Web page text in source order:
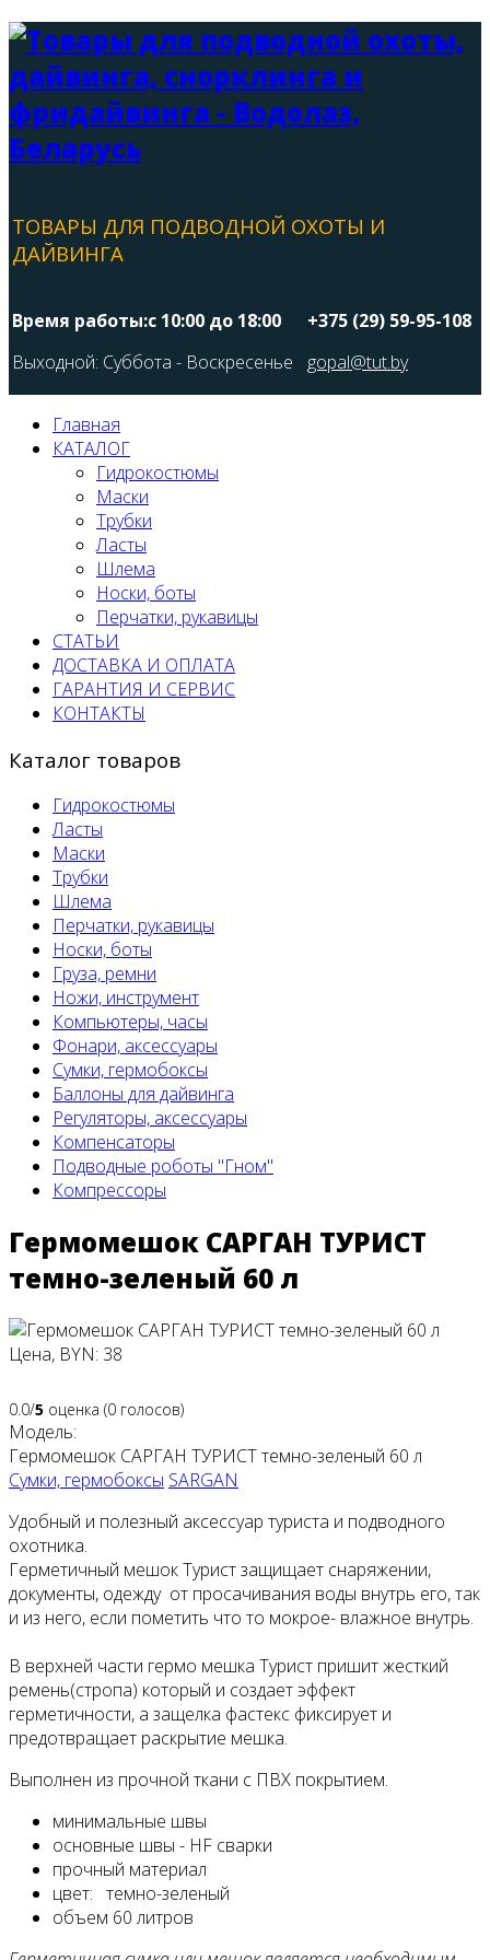
ТОВАРЫ ДЛЯ ПОДВОДНОЙ ОХОТЫ И
ДАЙВИНГА
Время работы:с 10:00 до 18:00
Выходной: Суббота - Воскресенье
+375 (29) 59-95-108
gopal@tut.by
Главная
КАТАЛОГ
Гидрокостюмы
Маски
Трубки
Ласты
Шлема
Носки, боты
Перчатки, рукавицы
СТАТЬИ
ДОСТАВКА И ОПЛАТА
ГАРАНТИЯ И СЕРВИС
КОНТАКТЫ
Каталог товаров
Гидрокостюмы
Ласты
Маски
Трубки
Шлема
Перчатки, рукавицы
Носки, боты
Груза, ремни
Ножи, инструмент
Компьютеры, часы
Фонари, аксессуары
Сумки, гермобоксы
Баллоны для дайвинга
Регуляторы, аксессуары
Компенсаторы
Подводные роботы "Гном"
Компрессоры
Гермомешок САРГАН ТУРИСТ
темно-зеленый 60 л
Цена, BYN: 38
0.0/5 оценка (0 голосов)
Модель:
Гермомешок САРГАН ТУРИСТ темно-зеленый 60 л
Сумки, гермобоксы SARGAN
Удобный и полезный аксессуар туриста и подводного
охотника.
Герметичный мешок Турист защищает снаряжении,
документы, одежду от просачивания воды внутрь его, так
и из него, если пометить что то мокрое- влажное внутрь.
В верхней части гермо мешка Турист пришит жесткий
ремень(стропа) который и создает эффект
герметичности, а защелка фастекс фиксирует и
предотвращает раскрытие мешка.
Выполнен из прочной ткани с ПВХ покрытием.
минимальные швы
основные швы - HF сварки
прочный материал
цвет: темно-зеленый
объем 60 литров